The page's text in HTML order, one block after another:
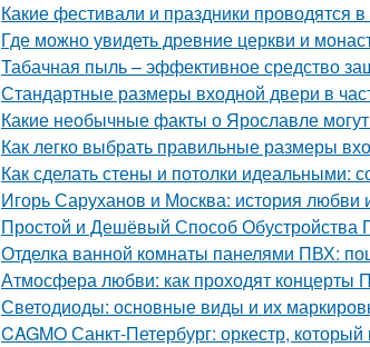
Какие фестивали и праздники проводятся
Где можно увидеть древние церкви и
Табачная пыль – эффективное средство
Стандартные размеры входной двери в
Какие необычные факты о Ярославле могут
Как легко выбрать правильные размеры
Как сделать стены и потолки идеальными:
Игорь Саруханов и Москва: история любви
Простой и Дешёвый Способ Обустройства
Отделка ванной комнаты панелями ПВХ:
Атмосфера любви: как проходят концерты
Светодиоды: основные виды и их
CAGMO Санкт-Петербург: оркестр,